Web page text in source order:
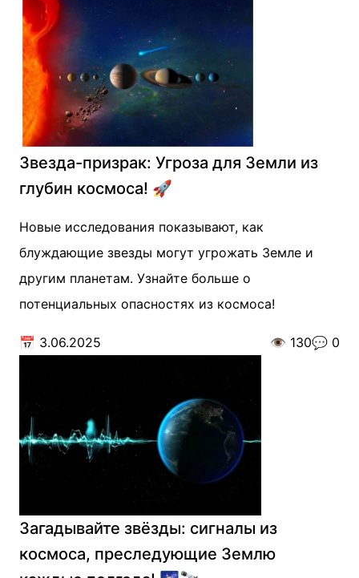
Звезда-призрак: Угроза для Земли из
глубин космоса! 🚀
Новые исследования показывают, как
блуждающие звезды могут угрожать Земле и
другим планетам. Узнайте больше о
потенциальных опасностях из космоса!
📅 3.06.2025 👁️ 130💬 0
Загадывайте звёзды: сигналы из
космоса, преследующие Землю